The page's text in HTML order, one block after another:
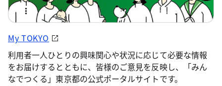
My TOKYO
利用者一人ひとりの興味関心や状況に応じて必要な情報
をお届けするとともに、皆様のご意見を反映し、「みん
なでつくる」東京都の公式ポータルサイトです。